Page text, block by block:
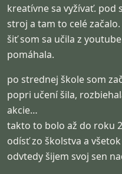
kreatívne sa vyžívať. pod
stroj a tam to celé začalo.
šiť som sa učila z
pomáhala.
po strednej škole som
popri učení šila,
akcie…
takto to bolo až do roku
odísť zo školstva a
odvtedy šijem svoj sen